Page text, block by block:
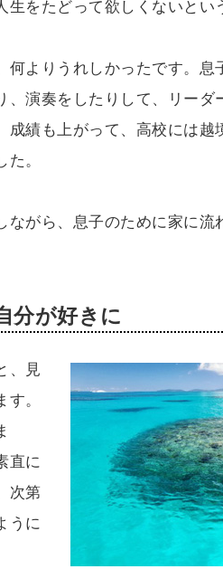
をたどって欲しくないとい
よりうれしかったです。息
演奏をしたりして、リーダ
績も上がって、高校には越
。
がら、息子のために家に流
分が好きに
、見
。
直に
次第
うに